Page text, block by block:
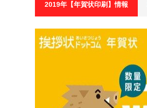
2019年【年賀状印刷】情報